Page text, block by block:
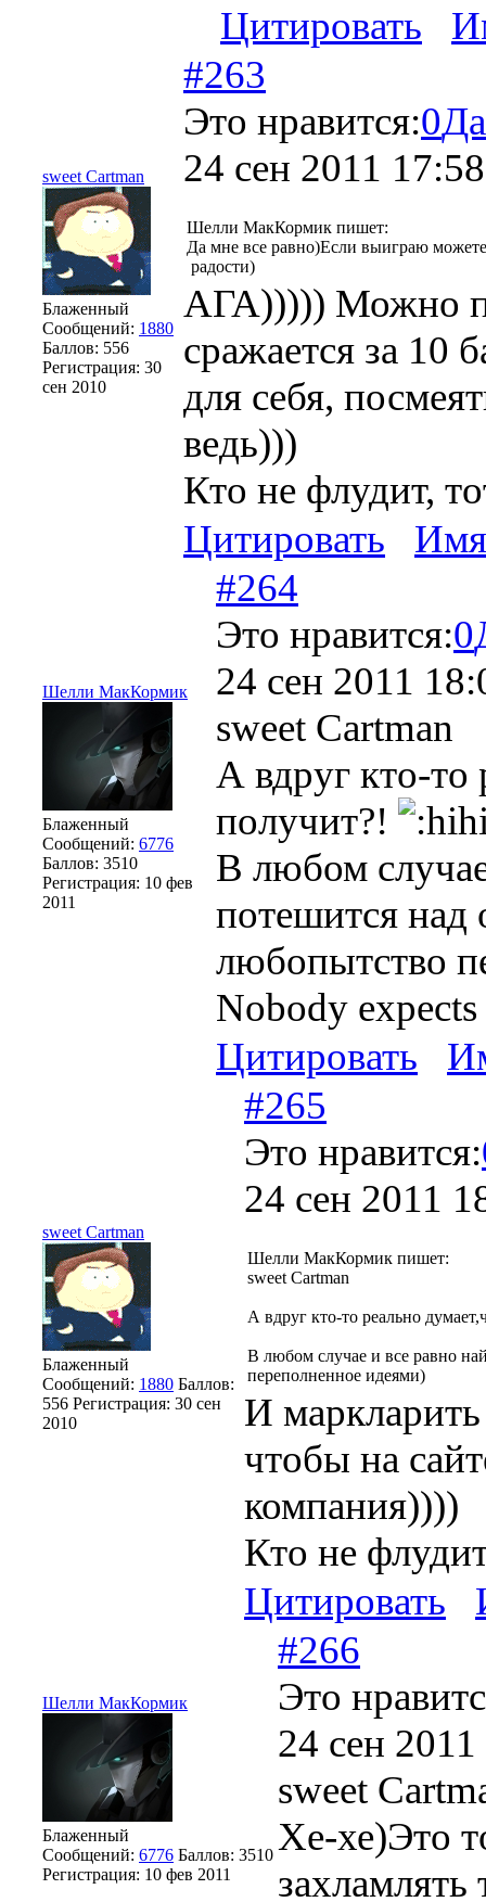
Цитировать
sweet Cartman
Блаженный
Сообщений: 1880
Баллов: 556
Регистрация: 30
сен 2010
#263
Это нравится:0Да
24 сен 2011
Шелли МакКормик пишет:
Да мне все равно)Если выиграю
радости)
АГА))))) Можно
сражается за 10
для себя,
ведь)))
Кто не флудит,
Цитировать
Имя
Шелли МакКормик
Блаженный
Сообщений: 6776
Баллов: 3510
Регистрация: 10 фев
2011
#264
Это нравится:0
24 сен 2011
sweet Cartman
А вдруг кто-то
получит?!
В любом
потешится над
любопытство
Nobody
Цитировать
sweet Cartman
Блаженный
Сообщений: 1880 Баллов:
556 Регистрация: 30 сен
2010
#265
Это нравится:
24 сен 2011
Шелли МакКормик пишет:
sweet Cartman
А вдруг кто-то реально
В любом случае и все равно
переполненное идеями)
И
чтобы на
компания))))
Кто не
Цитировать
Шелли МакКормик
Блаженный
Сообщений: 6776 Баллов: 3510
Регистрация: 10 фев 2011
#266
Это
24 сен
sweet
Хе-хе)Это